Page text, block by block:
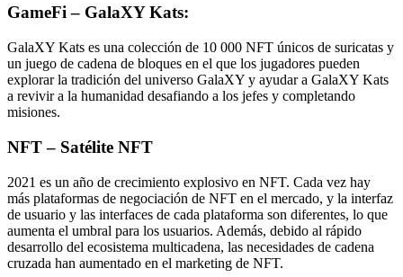
GameFi – GalaXY Kats:
GalaXY Kats es una colección de 10 000 NFT únicos de suricatas y
un juego de cadena de bloques en el que los jugadores pueden
explorar la tradición del universo GalaXY y ayudar a GalaXY Kats
a revivir a la humanidad desafiando a los jefes y completando
misiones.
NFT – Satélite NFT
2021 es un año de crecimiento explosivo en NFT. Cada vez hay
más plataformas de negociación de NFT en el mercado, y la interfaz
de usuario y las interfaces de cada plataforma son diferentes, lo que
aumenta el umbral para los usuarios. Además, debido al rápido
desarrollo del ecosistema multicadena, las necesidades de cadena
cruzada han aumentado en el marketing de NFT.